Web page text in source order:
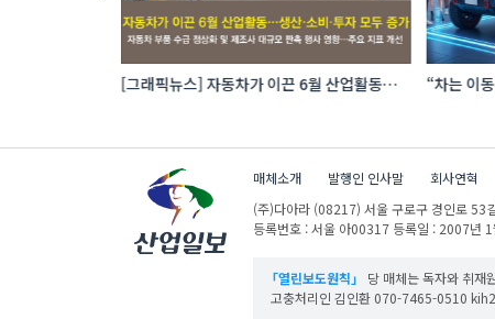
[그래픽뉴스] 자동차가 이끈 6월 산업활동…
“차는 이
매체소개 발행인 인사말 회사연혁
(주)다아라 (08217) 서울 구로구 경인로 53
등록번호 : 서울 아00317 등록일 : 2007년
「열린보도원칙」
당 매체는 독자와 취재
고충처리인 김인환 070-7465-0510